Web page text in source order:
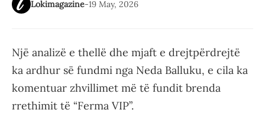
Lokimagazine-19 May, 2026
Një analizë e thellë dhe mjaft e drejtpërdrejtë
ka ardhur së fundmi nga Neda Balluku, e cila ka
komentuar zhvillimet më të fundit brenda
rrethimit të “Ferma VIP”.